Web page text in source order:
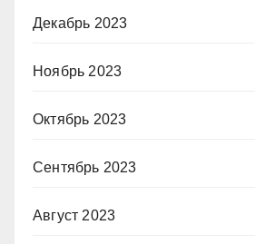
Декабрь 2023
Ноябрь 2023
Октябрь 2023
Сентябрь 2023
Август 2023